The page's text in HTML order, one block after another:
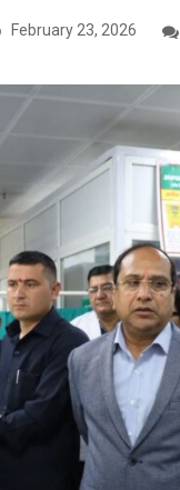
February 23, 2026